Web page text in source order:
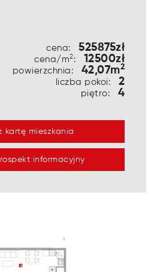
cena: 525875zł
cena/m2: 12500zł
powierzchnia: 42,07m2
liczba pokoi: 2
piętro: 4
kartę mieszkania
informacyjny